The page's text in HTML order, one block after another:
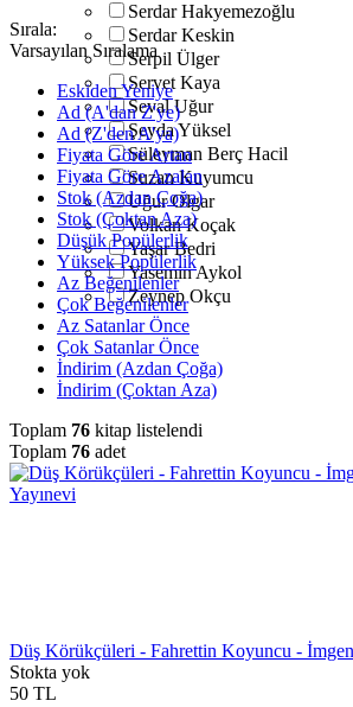
Serdar Hakyemezoğlu
Serdar Keskin
Serpil Ülger
Servet Kaya
Seval Uğur
Şeyda Yüksel
Süleyman Berç Hacil
Suzan Kuyumcu
Uğur Olgar
Volkan Koçak
Yaşar Bedri
Yasemin Aykol
Zeynep Okçu
Sırala:
Varsayılan Sıralama
Eskiden Yeniye
Ad (A'dan Z'ye)
Ad (Z'den A'ya)
Fiyata Göre Artan
Fiyata Göre Azalan
Stok (Azdan Çoğa)
Stok (Çoktan Aza)
Düşük Popülerlik
Yüksek Popülerlik
Az Beğenilenler
Çok Beğenilenler
Az Satanlar Önce
Çok Satanlar Önce
İndirim (Azdan Çoğa)
İndirim (Çoktan Aza)
Toplam 76 kitap listelendi
Toplam 76 adet
Düş Körükçüleri - Fahrettin Koyuncu -
Stokta yok
50 TL